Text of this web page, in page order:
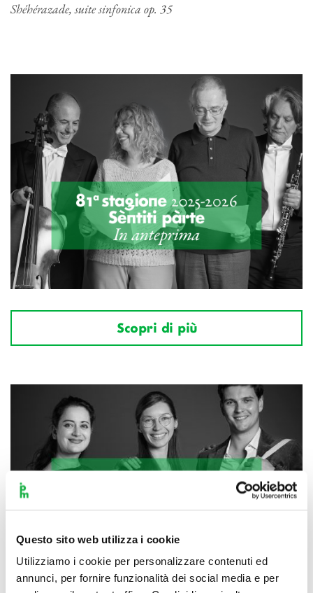
Questo sito web utilizza i cookie
Utilizziamo i cookie per personalizzare contenuti ed
annunci, per fornire funzionalità dei social media e per
Shéhérazade, suite sinfonica op. 35
Scopri di più